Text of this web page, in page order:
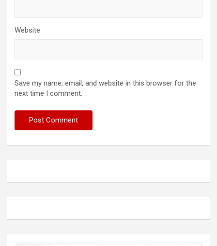
Website
Save my name, email, and website in this browser for the
next time I comment.